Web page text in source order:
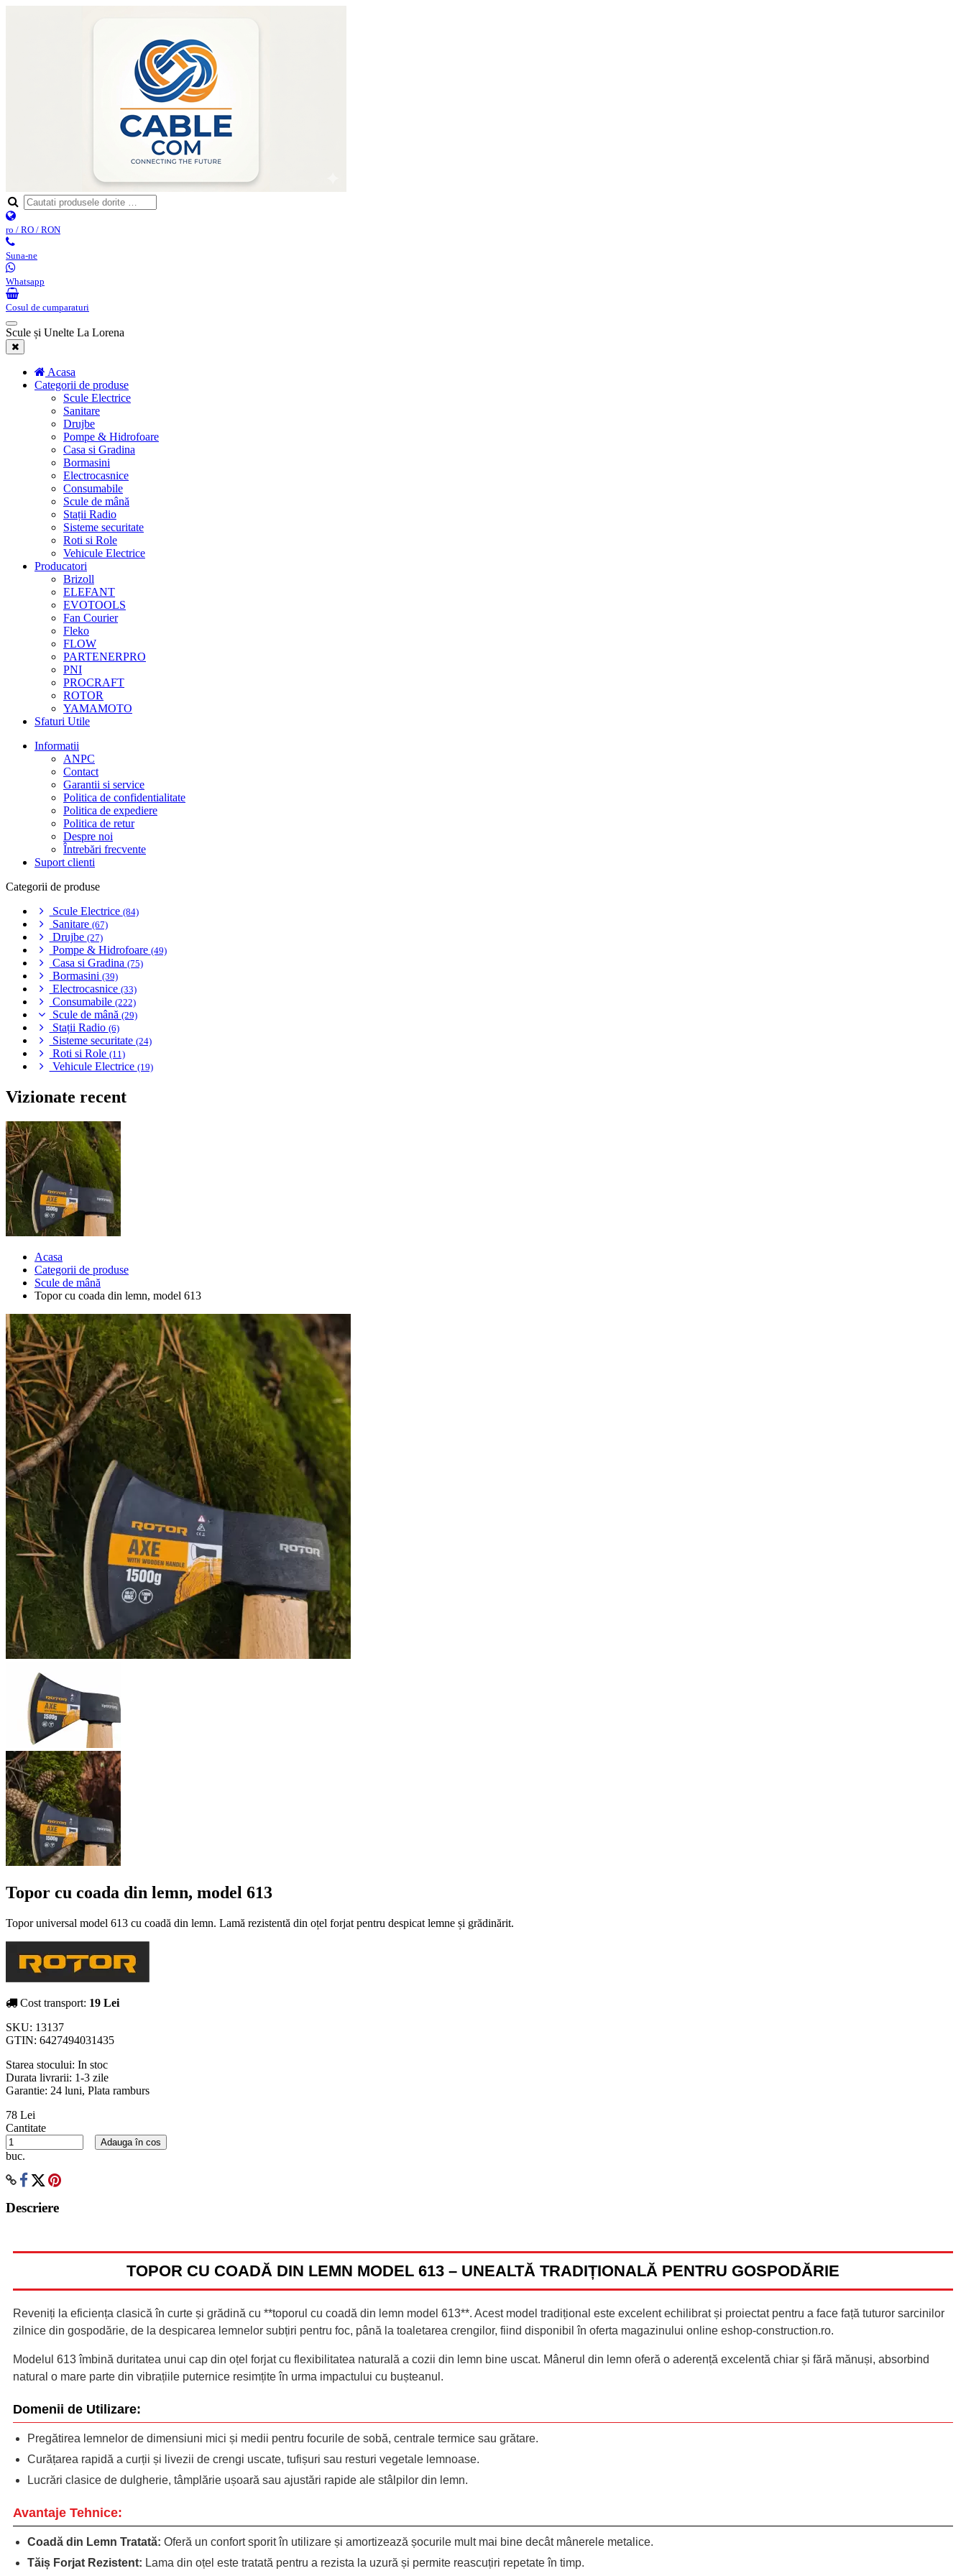
ro / RO / RON
Suna-ne
Whatsapp
Cosul de cumparaturi
Scule și Unelte La Lorena
Acasa
Categorii de produse
Scule Electrice
Sanitare
Drujbe
Pompe & Hidrofoare
Casa si Gradina
Bormasini
Electrocasnice
Consumabile
Scule de mână
Stații Radio
Sisteme securitate
Roti si Role
Vehicule Electrice
Producatori
Brizoll
ELEFANT
EVOTOOLS
Fan Courier
Fleko
FLOW
PARTENERPRO
PNI
PROCRAFT
ROTOR
YAMAMOTO
Sfaturi Utile
Informatii
ANPC
Contact
Garantii si service
Politica de confidentialitate
Politica de expediere
Politica de retur
Despre noi
Întrebări frecvente
Suport clienti
Categorii de produse
Scule Electrice (84)
Sanitare (67)
Drujbe (27)
Pompe & Hidrofoare (49)
Casa si Gradina (75)
Bormasini (39)
Electrocasnice (33)
Consumabile (222)
Scule de mână (29)
Stații Radio (6)
Sisteme securitate (24)
Roti si Role (11)
Vehicule Electrice (19)
Vizionate recent
Acasa
Categorii de produse
Scule de mână
Topor cu coada din lemn, model 613
Topor cu coada din lemn, model 613
Topor universal model 613 cu coadă din lemn. Lamă rezistentă din oțel forjat pentru despicat lemne și grădinărit.
Cost transport: 19 Lei
SKU: 13137
GTIN: 6427494031435
Starea stocului: In stoc
Durata livrarii: 1-3 zile
Garantie: 24 luni, Plata ramburs
78 Lei
Cantitate
buc.
Adauga în cos
Descriere
TOPOR CU COADĂ DIN LEMN MODEL 613 – UNEALTĂ TRADIȚIONALĂ PENTRU GOSPODĂRIE
Reveniți la eficiența clasică în curte și grădină cu **toporul cu coadă din lemn model 613**. Acest model tradițional este excelent echilibrat și proiectat pentru a face față tuturor sarcinilor
zilnice din gospodărie, de la despicarea lemnelor subțiri pentru foc, până la toaletarea crengilor, fiind disponibil în oferta magazinului online eshop-construction.ro.
Modelul 613 îmbină duritatea unui cap din oțel forjat cu flexibilitatea naturală a cozii din lemn bine uscat. Mânerul din lemn oferă o aderență excelentă chiar și fără mănuși, absorbind
natural o mare parte din vibrațiile puternice resimțite în urma impactului cu bușteanul.
Domenii de Utilizare:
Pregătirea lemnelor de dimensiuni mici și medii pentru focurile de sobă, centrale termice sau grătare.
Curățarea rapidă a curții și livezii de crengi uscate, tufișuri sau resturi vegetale lemnoase.
Lucrări clasice de dulgherie, tâmplărie ușoară sau ajustări rapide ale stâlpilor din lemn.
Avantaje Tehnice:
Coadă din Lemn Tratată: Oferă un confort sporit în utilizare și amortizează șocurile mult mai bine decât mânerele metalice.
Tăiș Forjat Rezistent: Lama din oțel este tratată pentru a rezista la uzură și permite reascuțiri repetate în timp.